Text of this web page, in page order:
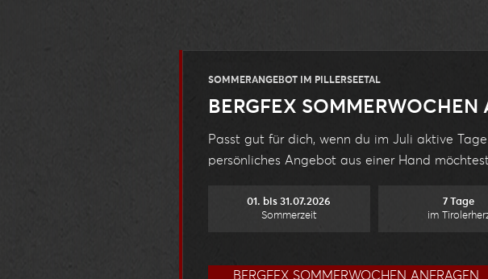
SOMMERANGEBOT IM PILLERSEETAL
BERGFEX SOMMERWOCHEN
Passt gut für dich, wenn du im Juli aktive
persönliches Angebot aus einer Hand
01. bis 31.07.2026
Sommerzeit
7 Tage
im
BERGFEX SOMMERWOCHEN ANFRAGEN